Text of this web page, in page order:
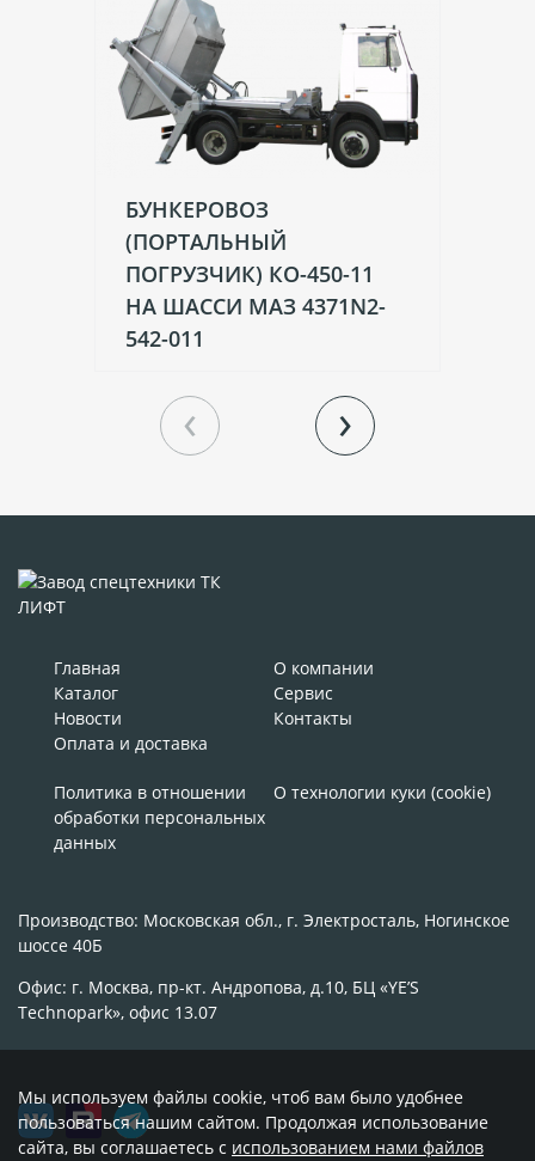
БУНКЕРОВОЗ
(ПОРТАЛЬНЫЙ
ПОГРУЗЧИК) КО-450-11
НА ШАССИ МАЗ 4371N2-
542-011
‹ ›
Главная
О компании
Каталог
Сервис
Новости
Контакты
Оплата и доставка
Политика в отношении
обработки персональных
данных
О технологии куки (cookie)
Производство: Московская обл., г. Электросталь, Ногинское
шоссе 40Б
Офис: г. Москва, пр-кт. Андропова, д.10, БЦ «YE’S
Technopark», офис 13.07
Мы используем файлы cookie, чтоб вам было удобнее
пользоваться нашим сайтом. Продолжая использование
сайта, вы соглашаетесь с использованием нами файлов